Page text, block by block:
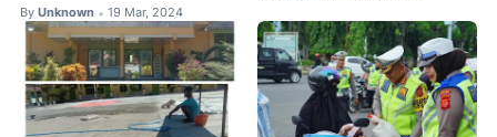
By Unknown • 19 Mar, 2024